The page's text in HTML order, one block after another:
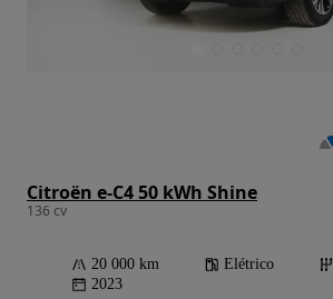
Citroën e-C4 50 kWh Shine
136 cv
20 000 km Elétrico
2023